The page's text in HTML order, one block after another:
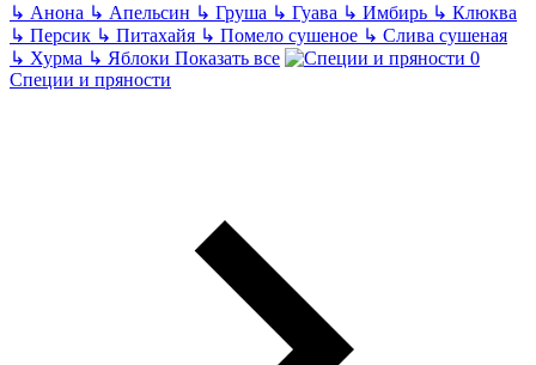
↳ Анона ↳ Апельсин ↳ Груша ↳ Гуава ↳ Имбирь ↳ Клюква
↳ Персик ↳ Питахайя ↳ Помело сушеное ↳ Слива сушеная
↳ Хурма ↳ Яблоки Показать все
Специи и пряности